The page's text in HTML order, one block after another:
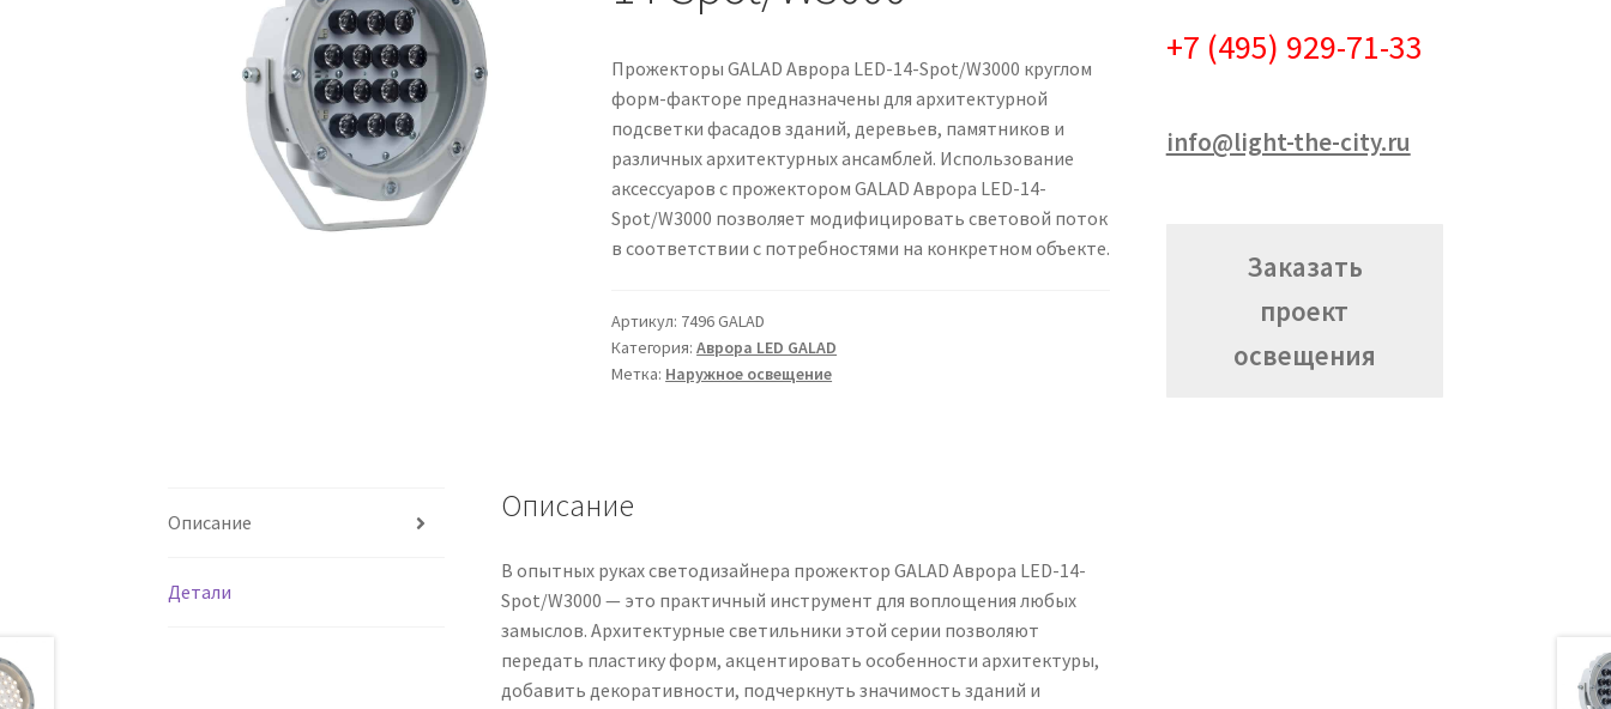
Прожекторы GALAD Аврора LED-14-Spot/W3000 круглом
форм-факторе предназначены для архитектурной
подсветки фасадов зданий, деревьев, памятников и
различных архитектурных ансамблей. Использование
аксессуаров с прожектором GALAD Аврора LED-14-
Spot/W3000 позволяет модифицировать световой поток
в соответствии с потребностями на конкретном объекте.
Артикул: 7496 GALAD
Категория:Аврора LED GALAD
Метка: Наружное освещение
Описание
Детали
Описание
В опытных руках светодизайнера прожектор GALAD Аврора LED-14-
Spot/W3000 — это практичный инструмент для воплощения любых
замыслов. Архитектурные светильники этой серии позволяют
передать пластику форм, акцентировать особенности архитектуры,
добавить декоративности, подчеркнуть значимость зданий и
+7 (495) 929-71-33
info@light-the-city.ru
Заказать
проект
освещения